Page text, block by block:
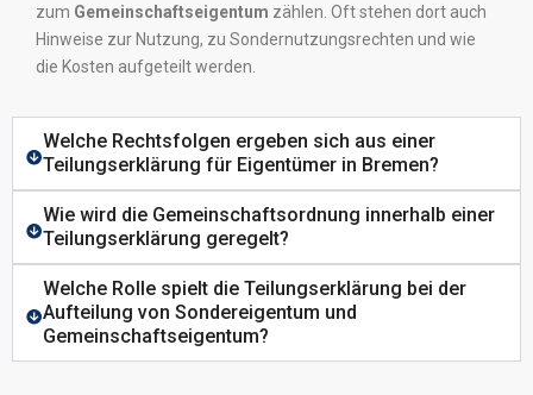
zum Gemeinschaftseigentum zählen. Oft stehen dort auch
Hinweise zur Nutzung, zu Sondernutzungsrechten und wie
die Kosten aufgeteilt werden.
Welche Rechtsfolgen ergeben sich aus einer
Teilungserklärung für Eigentümer in Bremen?
Wie wird die Gemeinschaftsordnung innerhalb einer
Teilungserklärung geregelt?
Welche Rolle spielt die Teilungserklärung bei der
Aufteilung von Sondereigentum und
Gemeinschaftseigentum?